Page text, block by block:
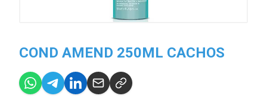
COND AMEND 250ML CACHOS